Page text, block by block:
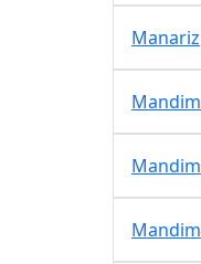
Manariz
Mandim
Mandim
Mandim